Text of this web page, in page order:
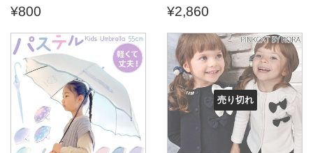
通
価
格
¥800
通
価
格
¥2,860
売り切れ